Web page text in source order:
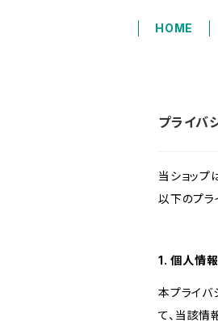
HOME
プライバ
当ショップ
以下のプラ
1. 個人情
本プライバ
て、当該情